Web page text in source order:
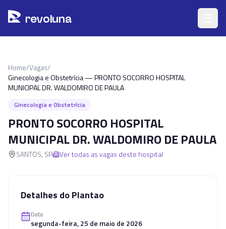
revoluna
Home/Vagas/
Ginecologia e Obstetrícia — PRONTO SOCORRO HOSPITAL
MUNICIPAL DR. WALDOMIRO DE PAULA
Ginecologia e Obstetrícia
PRONTO SOCORRO HOSPITAL
MUNICIPAL DR. WALDOMIRO DE PAULA
SANTOS, SP Ver todas as vagas deste hospital
Detalhes do Plantao
Data
segunda-feira, 25 de maio de 2026